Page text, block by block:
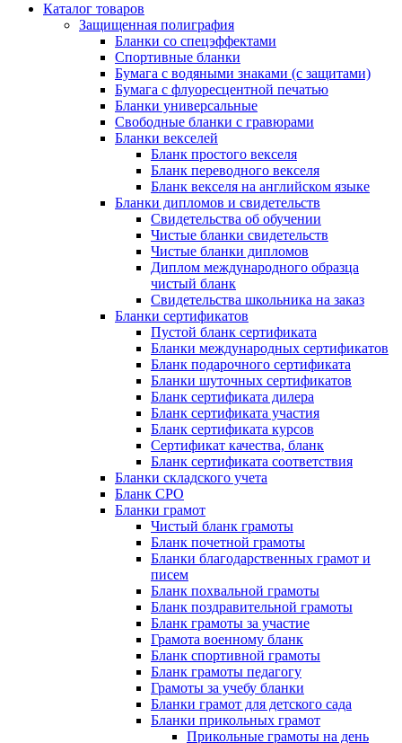
Каталог товаров
Защищенная полиграфия
Бланки со спецэффектами
Спортивные бланки
Бумага с водяными знаками (с защитами)
Бумага с флуоресцентной печатью
Бланки универсальные
Свободные бланки с гравюрами
Бланки векселей
Бланк простого векселя
Бланк переводного векселя
Бланк векселя на английском языке
Бланки дипломов и свидетельств
Свидетельства об обучении
Чистые бланки свидетельств
Чистые бланки дипломов
Диплом международного образца
чистый бланк
Свидетельства школьника на заказ
Бланки сертификатов
Пустой бланк сертификата
Бланки международных сертификатов
Бланк подарочного сертификата
Бланки шуточных сертификатов
Бланк сертификата дилера
Бланк сертификата участия
Бланк сертификата курсов
Сертификат качества, бланк
Бланк сертификата соответствия
Бланки складского учета
Бланк СРО
Бланки грамот
Чистый бланк грамоты
Бланк почетной грамоты
Бланки благодарственных грамот и
писем
Бланк похвальной грамоты
Бланк поздравительной грамоты
Бланк грамоты за участие
Грамота военному бланк
Бланк спортивной грамоты
Бланк грамоты педагогу
Грамоты за учебу бланки
Бланки грамот для детского сада
Бланки прикольных грамот
Прикольные грамоты на день